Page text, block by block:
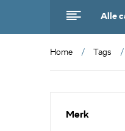
Alle
Home Tags
Merk